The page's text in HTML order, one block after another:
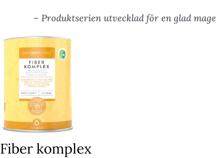
– Produktserien utvecklad för en glad mage
Fiber komplex